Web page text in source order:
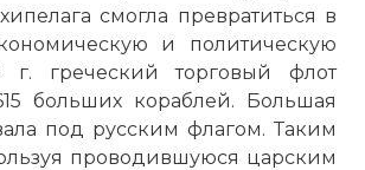
смогла превратиться в
и политическую
г. греческий торговый флот
больших кораблей. Большая
под русским флагом. Таким
проводившуюся царским